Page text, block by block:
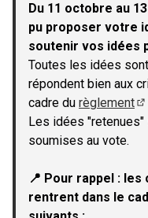
−
Du 11 octobre au
pu proposer votre
soutenir vos idées
Toutes les idées
répondent bien aux
cadre du règlement
Les idées
soumises au vote.
📍 Pour rappel :
rentrent dans le